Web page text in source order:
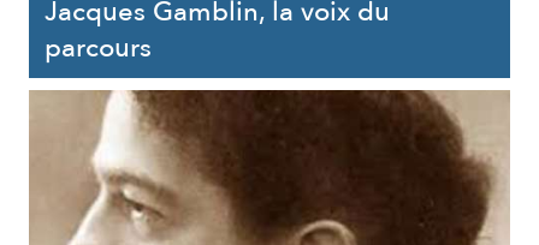
Jacques Gamblin, la voix du
parcours